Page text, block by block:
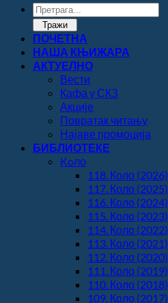
Products
search
Тражи
ПОЧЕТНА
НАША КЊИЖАРА
АКТУЕЛНО
Вести
Кафа у СКЗ
Акције
Повратак читању
Најаве промоција
БИБЛИОТЕКЕ
Koло
118. Коло (2026)
117. Коло (2025)
116. Коло (2024)
115. Коло (2023)
114. Коло (2022)
113. Коло (2021)
112. Коло (2020)
111. Коло (2019)
110. Коло (2018)
109. Коло (2017)